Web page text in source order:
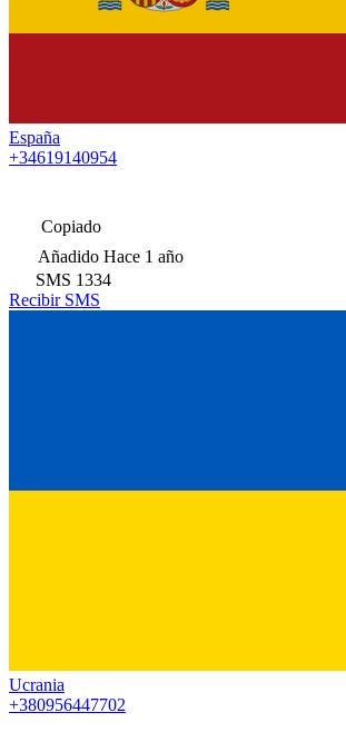
España
+34619140954
Copiado
Añadido Hace 1 año
SMS 1334
Recibir SMS
Ucrania
+380956447702